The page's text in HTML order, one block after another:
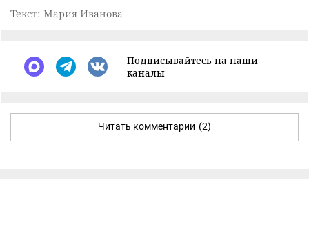
Текст: Мария Иванова
Подписывайтесь на наши
каналы
Читать комментарии (2)